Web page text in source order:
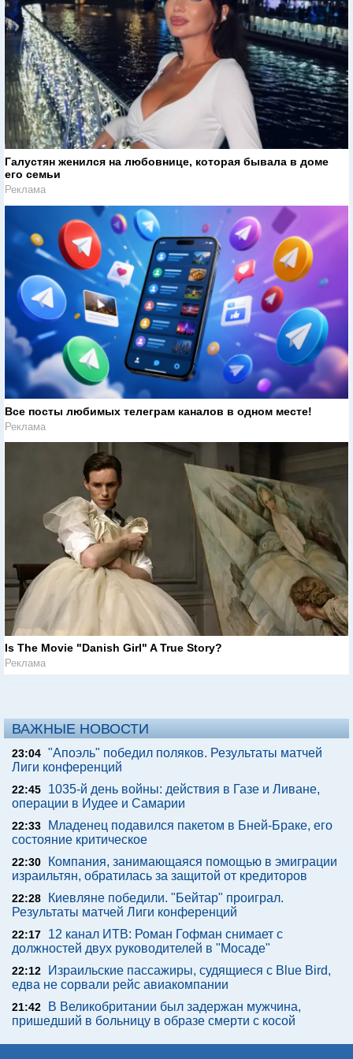
Галустян женился на любовнице, которая бывала в доме
его семьи
Реклама
Все посты любимых телеграм каналов в одном месте!
Реклама
Is The Movie "Danish Girl" A True Story?
Реклама
ВАЖНЫЕ НОВОСТИ
23:04 "Апоэль" победил поляков. Результаты матчей
Лиги конференций
22:45
1035-й день войны: действия в Газе и Ливане,
операции в Иудее и Самарии
22:33
Младенец подавился пакетом в Бней-Браке, его
состояние критическое
22:30
Компания, занимающаяся помощью в эмиграции
израильтян, обратилась за защитой от кредиторов
22:28
Киевляне победили. "Бейтар" проиграл.
Результаты матчей Лиги конференций
22:17
12 канал ИТВ: Роман Гофман снимает с
должностей двух руководителей в "Мосаде"
22:12
Израильские пассажиры, судящиеся с Blue Bird,
едва не сорвали рейс авиакомпании
21:42
В Великобритании был задержан мужчина,
пришедший в больницу в образе смерти с косой